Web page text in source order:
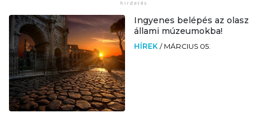
Ingyenes belépés az olasz
állami múzeumokba!
HÍREK / MÁRCIUS 05.